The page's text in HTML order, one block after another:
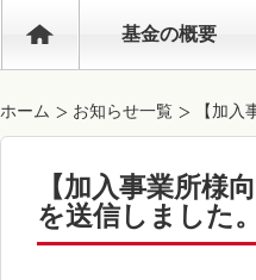
基金の概要
ホーム お知らせ一覧 【加
【加入事業所様
を送信しました